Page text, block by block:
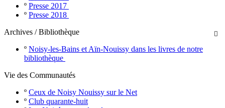
º Presse 2017
º Presse 2018

Archives / Bibliothèque
º Noisy-les-Bains et Aïn-Nouissy dans les livres de notre
bibliothèque
Vie des Communautés
º Ceux de Noisy Nouissy sur le Net
º Club quarante-huit